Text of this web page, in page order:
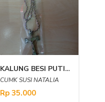
KALUNG BESI PUTIH POLOS SALIB SEDANG
CUMK SUSI NATALIA
Rp 35.000